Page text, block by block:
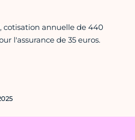
cotisation annuelle de 440
l'assurance de 35 euros.